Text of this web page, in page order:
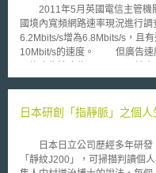
自綠色政綱（European Green
量，已助歐盟減少近590億歐元的化石燃料進口
羅斯的能源依賴 歐盟已大幅減少對俄羅斯天然氣的進口依賴，從2021年的
45%降至2024年6月的18%，同
能源部門。而烏克蘭於今年停
電網和能源市場。 （3） 歐盟將持續推動淨零相關政策 歐盟致力在淨零轉
能負擔得起能源之使用，並提
全和競爭力，歐盟需要加快淨
2011年5月英國電信主管機
國境內寬頻網路速率現況進行
6.2Mbits/s增為6.8Mbits/s，且
10Mbit/s的速度。 但廣告速
年11月平均廣告速度13.8Mbit/s
輸方式將受到距離、纜線品質
F英國今年7月正式實施之寬
Practice on Broadband
的速度範圍」（Typical Speed
日本研創「指靜脈」之個
日本日立公司歷經多年研發
「靜紋J200」，可掃描判讀個